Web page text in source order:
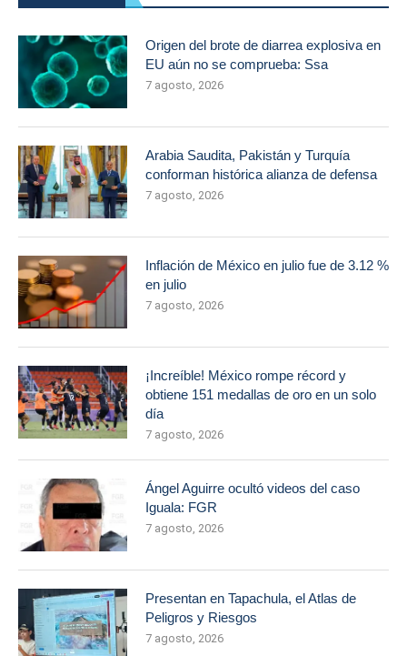
Origen del brote de diarrea explosiva en
EU aún no se comprueba: Ssa
7 agosto, 2026
Arabia Saudita, Pakistán y Turquía
conforman histórica alianza de defensa
7 agosto, 2026
Inflación de México en julio fue de 3.12 %
en julio
7 agosto, 2026
¡Increíble! México rompe récord y
obtiene 151 medallas de oro en un solo
día
7 agosto, 2026
Ángel Aguirre ocultó videos del caso
Iguala: FGR
7 agosto, 2026
Presentan en Tapachula, el Atlas de
Peligros y Riesgos
7 agosto, 2026